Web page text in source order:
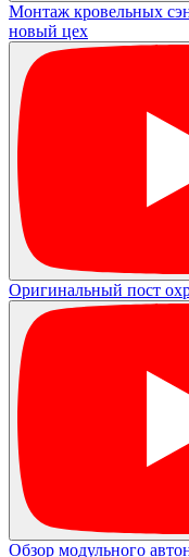
Монтаж кровельных
новый цех
Оригинальный пост
Обзор модульного